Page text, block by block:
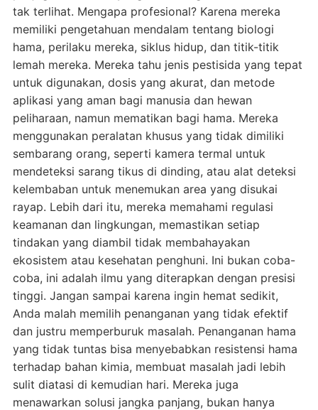
tak terlihat. Mengapa profesional? Karena mereka
memiliki pengetahuan mendalam tentang biologi
hama, perilaku mereka, siklus hidup, dan titik-titik
lemah mereka. Mereka tahu jenis pestisida yang tepat
untuk digunakan, dosis yang akurat, dan metode
aplikasi yang aman bagi manusia dan hewan
peliharaan, namun mematikan bagi hama. Mereka
menggunakan peralatan khusus yang tidak dimiliki
sembarang orang, seperti kamera termal untuk
mendeteksi sarang tikus di dinding, atau alat deteksi
kelembaban untuk menemukan area yang disukai
rayap. Lebih dari itu, mereka memahami regulasi
keamanan dan lingkungan, memastikan setiap
tindakan yang diambil tidak membahayakan
ekosistem atau kesehatan penghuni. Ini bukan coba-
coba, ini adalah ilmu yang diterapkan dengan presisi
tinggi. Jangan sampai karena ingin hemat sedikit,
Anda malah memilih penanganan yang tidak efektif
dan justru memperburuk masalah. Penanganan hama
yang tidak tuntas bisa menyebabkan resistensi hama
terhadap bahan kimia, membuat masalah jadi lebih
sulit diatasi di kemudian hari. Mereka juga
menawarkan solusi jangka panjang, bukan hanya